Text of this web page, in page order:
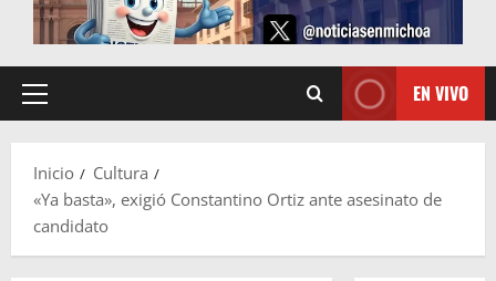
Menú
EN VIVO
Inicio
Cultura
«Ya basta», exigió Constantino Ortiz ante asesinato de
candidato